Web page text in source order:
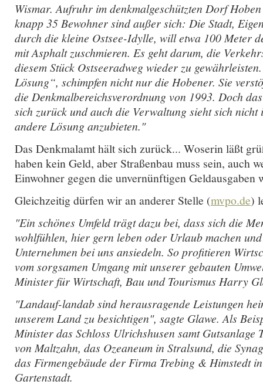
Wismar. Aufruhr im denkmalgeschützten Dorf
knapp 35 Bewohner sind außer sich: Die Stadt,
durch die kleine Ostsee-Idylle, will etwa 100 Meter
mit Asphalt zuschmieren. Es geht darum, die
diesem Stück Ostseeradweg wieder zu
Lösung“, schimpfen nicht nur die Hobener. Sie
die Denkmalbereichsverordnung von 1993. Doch
sich zurück und auch die Verwaltung sieht sich nicht
andere Lösung anzubieten."
Das Denkmalamt hält sich zurück... Woserin läßt
haben kein Geld, aber Straßenbau muss sein, auch
Einwohner gegen die unvernünftigen Geldausgaben
Gleichzeitig dürfen wir an anderer Stelle (mvpo.de)
"Ein schönes Umfeld trägt dazu bei, dass sich die
wohlfühlen, hier gern leben oder Urlaub machen
Unternehmen bei uns ansiedeln. So profitieren
vom sorgsamen Umgang mit unserer gebauten
Minister für Wirtschaft, Bau und Tourismus Harry
"Landauf-landab sind herausragende Leistungen
unserem Land zu besichtigen", sagte Glawe. Als
Minister das Schloss Ulrichshusen samt Gutsanlage
von Maltzahn, das Ozeaneum in Stralsund, die
das Firmengebäude der Firma Trebing & Himstedt
Gartenstadt.